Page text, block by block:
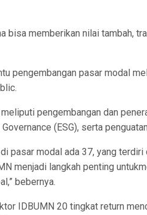
bisa memberikan nilai tambah,
pengembangan pasar modal
pengembangan dan
(ESG), serta
pasar modal ada 37, yang
menjadi langkah penting
bebernya.
IDBUMN 20 tingkat return